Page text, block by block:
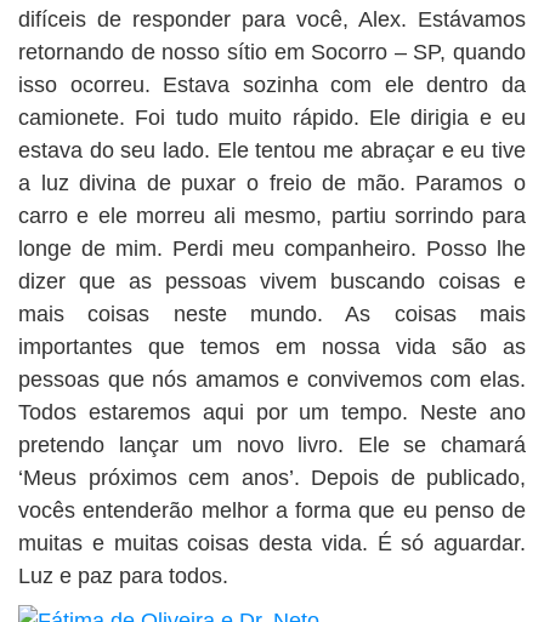
difíceis de responder para você, Alex. Estávamos
retornando de nosso sítio em Socorro – SP, quando
isso ocorreu. Estava sozinha com ele dentro da
camionete. Foi tudo muito rápido. Ele dirigia e eu
estava do seu lado. Ele tentou me abraçar e eu tive
a luz divina de puxar o freio de mão. Paramos o
carro e ele morreu ali mesmo, partiu sorrindo para
longe de mim. Perdi meu companheiro. Posso lhe
dizer que as pessoas vivem buscando coisas e
mais coisas neste mundo. As coisas mais
importantes que temos em nossa vida são as
pessoas que nós amamos e convivemos com elas.
Todos estaremos aqui por um tempo. Neste ano
pretendo lançar um novo livro. Ele se chamará
‘Meus próximos cem anos’. Depois de publicado,
vocês entenderão melhor a forma que eu penso de
muitas e muitas coisas desta vida. É só aguardar.
Luz e paz para todos.